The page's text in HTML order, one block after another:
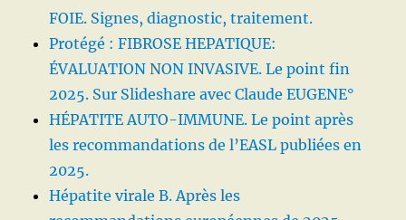
FOIE. Signes, diagnostic, traitement.
Protégé : FIBROSE HEPATIQUE:
ÉVALUATION NON INVASIVE. Le point fin
2025. Sur Slideshare avec Claude EUGENE°
HÉPATITE AUTO-IMMUNE. Le point après
les recommandations de l’EASL publiées en
2025.
Hépatite virale B. Après les